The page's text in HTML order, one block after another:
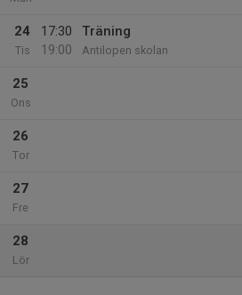
24
Tis
17:30
19:00
Träning
Antilopen skolan
25
Ons
26
Tor
27
Fre
28
Lör